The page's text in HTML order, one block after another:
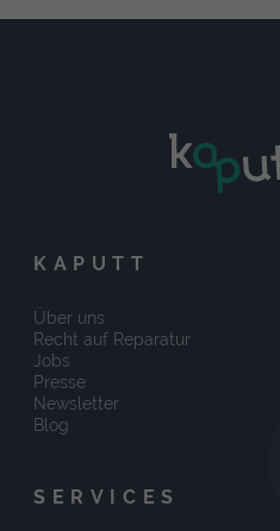
KAPUTT
Über uns
Recht auf Reparatur
Jobs
Presse
Newsletter
Blog
SERVICES